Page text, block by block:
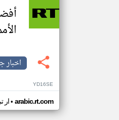
اخبار
YD16SE
ار• arabic.rt.com